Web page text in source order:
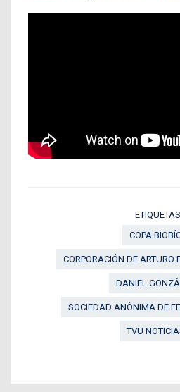
ETIQUETAS
COPA
CORPORACIÓN DE ARTURO
DANIEL
SOCIEDAD ANÓNIMA DE
TVU